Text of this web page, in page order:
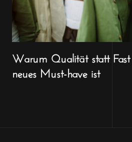
Warum Qualität statt Fast
neues Must-have ist